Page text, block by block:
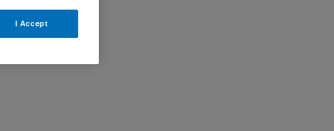
I Accept